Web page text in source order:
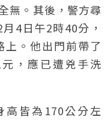
無。其後，警方尋
4日午2時40分，
。他出門前帶了
，應已遭兇手洗
高皆為170公分左